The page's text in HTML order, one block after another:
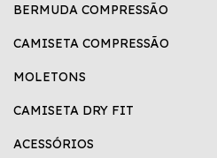
BERMUDA COMPRESSÃO
CAMISETA COMPRESSÃO
MOLETONS
CAMISETA DRY FIT
ACESSÓRIOS